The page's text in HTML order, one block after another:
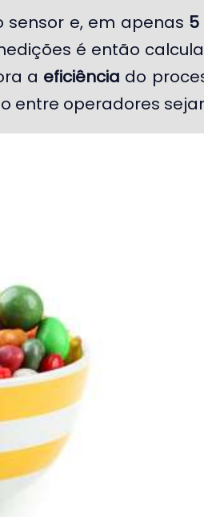
e, em apenas 5
é então
a eficiência do
entre operadores